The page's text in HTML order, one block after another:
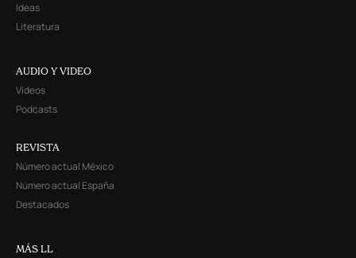
Ideas
Literatura
AUDIO Y VIDEO
Videos
Podcasts
REVISTA
Número actual México
Número actual España
Destacados
MÁS LL